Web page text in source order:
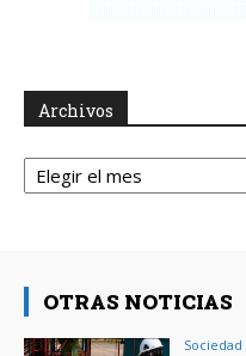
Archivos
Archivos
OTRAS NOTICIAS
Sociedad